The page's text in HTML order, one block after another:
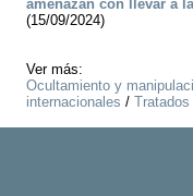
amenazan con llevar a
(15/09/2024)
Ver más:
Ocultamiento y
internacionales /